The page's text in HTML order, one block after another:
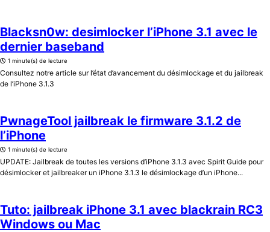
Blacksn0w: desimlocker l’iPhone 3.1 avec le
dernier baseband
1 minute(s) de lecture
Consultez notre article sur l’état d’avancement du désimlockage et du jailbreak
de l’iPhone 3.1.3
PwnageTool jailbreak le firmware 3.1.2 de
l’iPhone
1 minute(s) de lecture
UPDATE: Jailbreak de toutes les versions d’iPhone 3.1.3 avec Spirit Guide pour
désimlocker et jailbreaker un iPhone 3.1.3 le désimlockage d’un iPhone...
Tuto: jailbreak iPhone 3.1 avec blackrain RC3
Windows ou Mac